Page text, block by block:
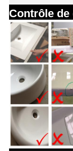
Contrôle